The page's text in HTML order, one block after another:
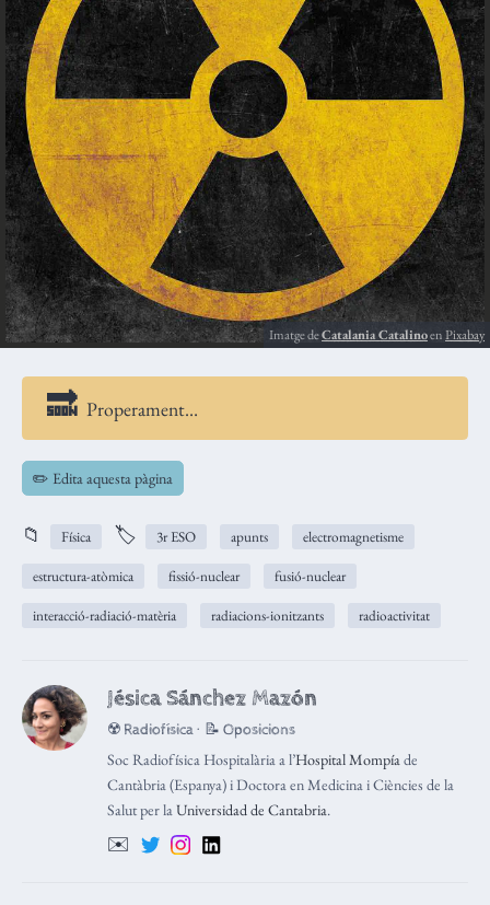
Imatge deCatalania CatalinoenPixabay
Properament…
✏️ Edita aquesta pàgina
📁 Física 🏷️ 3r ESO apunts electromagnetisme
estructura-atòmica fissió-nuclear fusió-nuclear
interacció-radiació-matèria radiacions-ionitzants radioactivitat
Jésica Sánchez Mazón
☢️ Radiofísica · 📝 Oposicions
Soc Radiofísica Hospitalària a l’Hospital Mompíade
Cantàbria (Espanya) i Doctora en Medicina i Ciències de la
Salut per laUniversidad de Cantabria.
✉️